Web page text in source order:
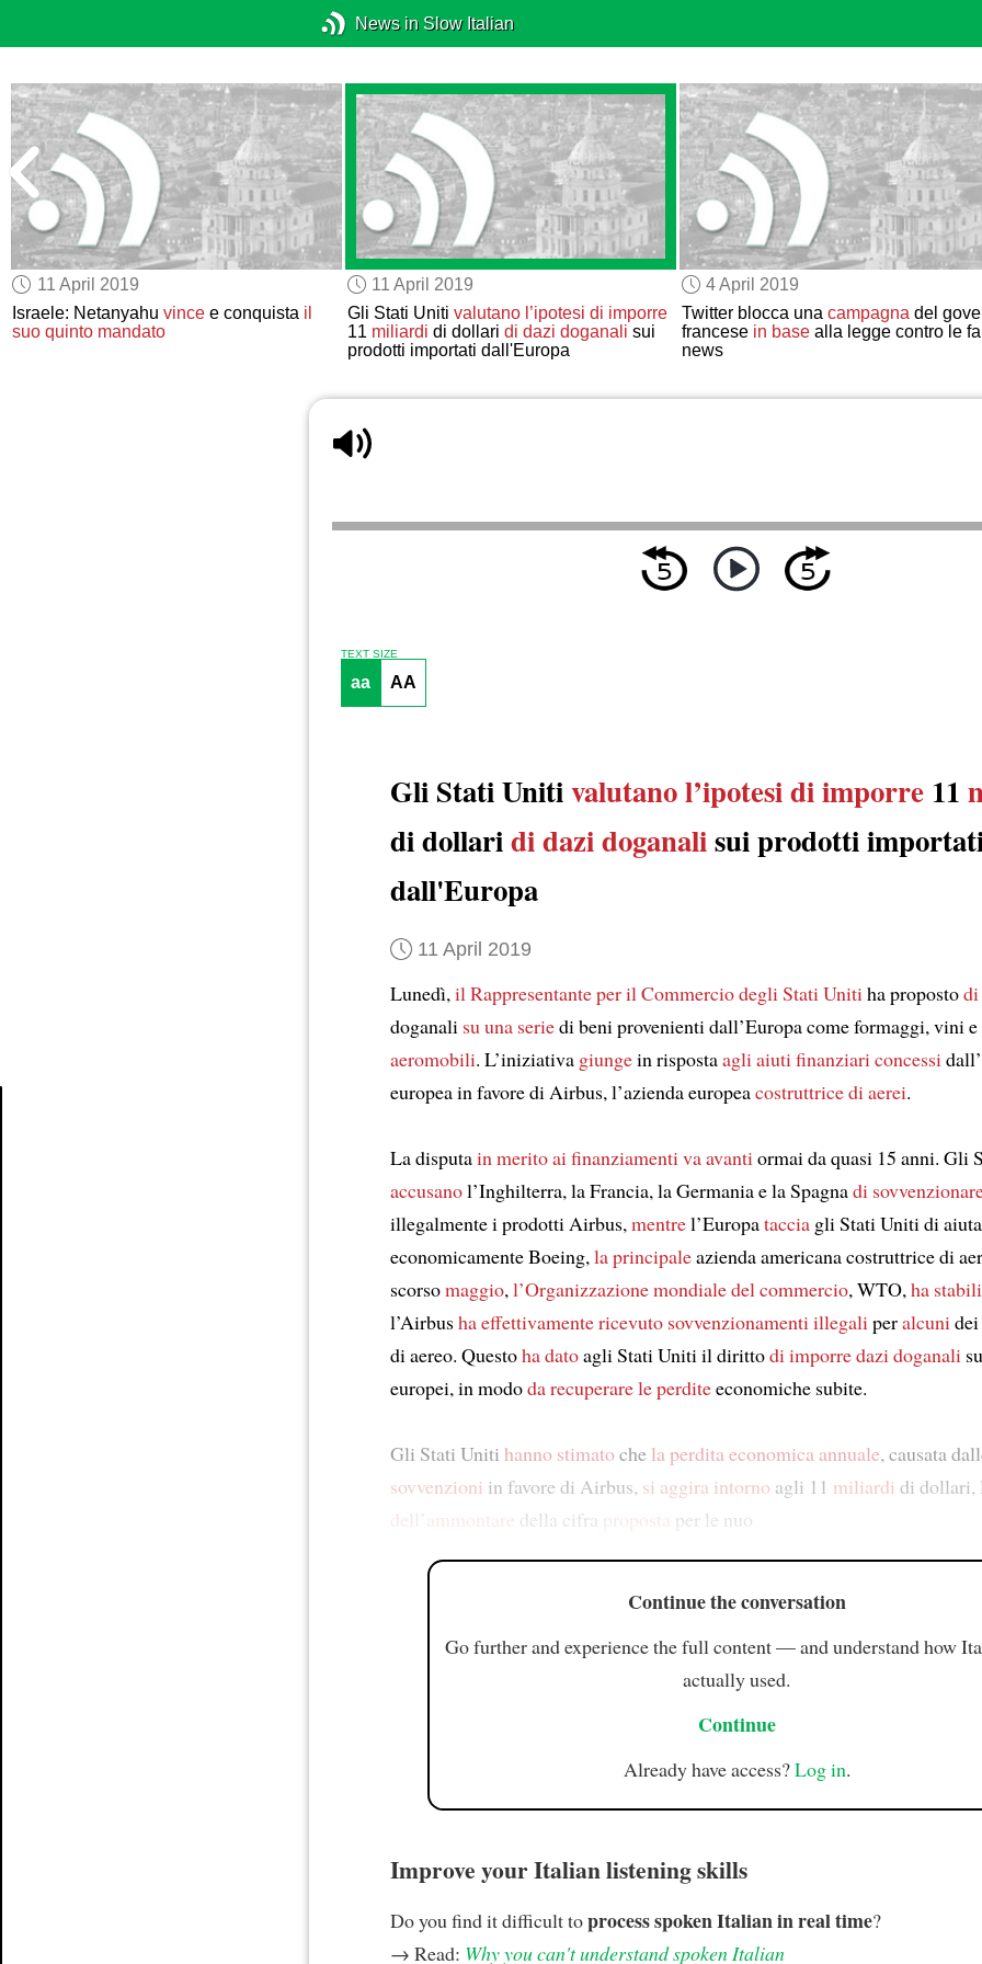
News in Slow Italian
11 April 2019
Israele: Netanyahuvince e conquista il
suo quinto mandato
11 April 2019
Gli Stati Uniti valutano l’ipotesi di imporre
11 miliardi di dollari di dazi doganali sui
prodotti importati dall'Europa
4 April 2019
Twitter blocca una campagnadel
francese in basealla legge contro le
news
TEXT SIZE
aa AA
Gli Stati Unitivalutano l’ipotesidi imporre 11
di dollaridi dazi doganalisui prodotti
dall'Europa
11 April 2019
Lunedì,il Rappresentante per il Commercio degli Stati Unitiha proposto
doganali su una seriedi beni provenienti dall’Europa come formaggi, vini e
aeromobili. L’iniziativa giungein rispostaagli aiuti finanziariconcessi
europea in favore di Airbus, l’azienda europeacostruttrice di aerei.
La disputain merito ai finanziamentiva avantiormai da quasi 15 anni. Gli
accusanol’Inghilterra, la Francia, la Germania e la Spagnadi
illegalmente i prodotti Airbus,mentrel’Europataccia gli Stati Uniti di
economicamente Boeing,la principaleazienda americana costruttrice di
scorsomaggio,l’Organizzazione mondiale del commercio, WTO,ha
l’Airbusha effettivamente ricevuto sovvenzionamenti illegaliperalcuni
di aereo. Questoha datoagli Stati Uniti il dirittodi imporre dazi doganali
europei, in mododa recuperarele perditeeconomiche subite.
Gli Stati Uniti hanno stimatoche la perdita economica annuale, causata
sovvenzioni in favore di Airbus, si aggira intorno agli 11 miliardi di dollari,
dell’ammontare della cifra proposta per le nuo
Continue the conversation
Go further and experience the full content — and understand how
actually used.
Continue
Already have access?Log in.
Improve your Italian listening skills
Do you find it difficult toprocess spoken Italian in real time?
→ Read: Why you can't understand spoken Italian